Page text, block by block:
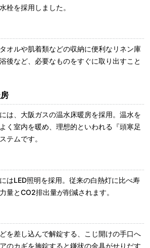
栓を採用しました。
オルや肌着類などの収納に便利なリネン庫
後など、必要なものをすぐに取り出すこと
は、大阪ガスの温水床暖房を採用。温水を
く室内を暖め、理想的といわれる『頭寒足
テムです。
はLED照明を採用。従来の白熱灯に比べ寿
量とCO2排出量が削減されます。
を差し込んで解錠する、こじ開けの手口へ
のカギを施錠すると鎌状の金具がせりだす